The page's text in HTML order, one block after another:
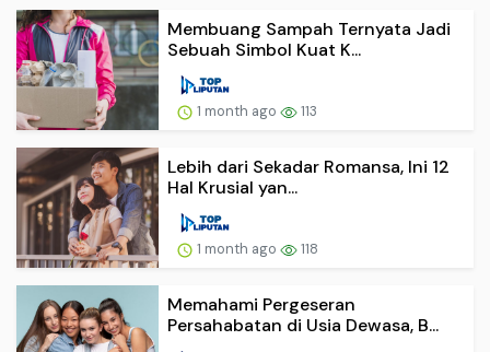
Membuang Sampah Ternyata Jadi
Sebuah Simbol Kuat K...
1 month ago 113
Lebih dari Sekadar Romansa, Ini 12
Hal Krusial yan...
1 month ago 118
Memahami Pergeseran
Persahabatan di Usia Dewasa, B...